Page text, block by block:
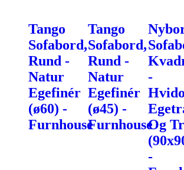
Tango
Sofabord,
Rund -
Natur
Egefinér
(ø60) -
Furnhouse
Tango
Sofabord,
Rund -
Natur
Egefinér
(ø45) -
Furnhouse
-
Og
-